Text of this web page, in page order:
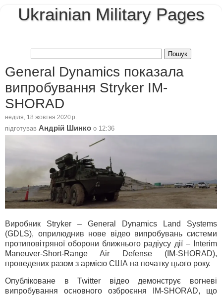
Ukrainian Military Pages
General Dynamics показала
випробування Stryker IM-
SHORAD
неділя, 18 жовтня 2020 р.
підготував Андрій Шинко о 12:36
Виробник Stryker – General Dynamics Land Systems
(GDLS), оприлюднив нове відео випробувань системи
протиповітряної оборони ближнього радіусу дії – Interim
Maneuver-Short-Range Air Defense (IM-SHORAD),
проведених разом з армією США на початку цього року.
Опубліковане в Twitter відео демонструє вогневі
випробування основного озброєння IM-SHORAD, що